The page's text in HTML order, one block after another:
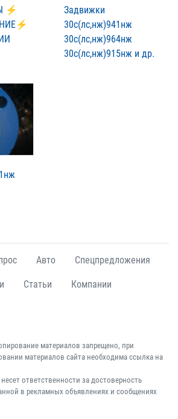
⚡
Задвижки
30с(лс,нж)941нж
30с(лс,нж)964нж
30с(лс,нж)915нж и др.
Авто Спецпредложения
Статьи Компании
материалов запрещено, при
материалов сайта необходима ссылка на
ответственности за достоверность
в рекламных объявлениях и сообщениях